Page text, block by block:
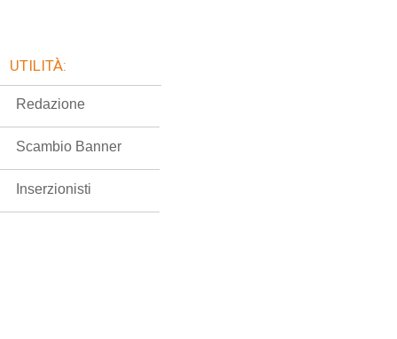
UTILITÀ:
Redazione
Scambio Banner
Inserzionisti